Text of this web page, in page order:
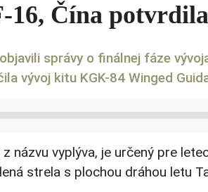
16, Čína
správy o finálnej fáze
vývoj kitu KGK-84 Winged
názvu vyplýva, je určený pre
strela s plochou dráhou letu